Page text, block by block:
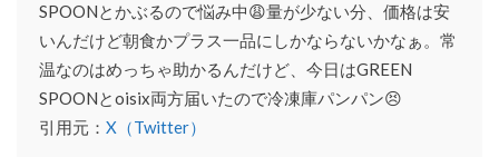
SPOONとかぶるので悩み中😩量が少ない分、価格は安
いんだけど朝食かプラス一品にしかならないかなぁ。常
温なのはめっちゃ助かるんだけど、今日はGREEN
SPOONとoisix両方届いたので冷凍庫パンパン😣
引用元： X（Twitter）